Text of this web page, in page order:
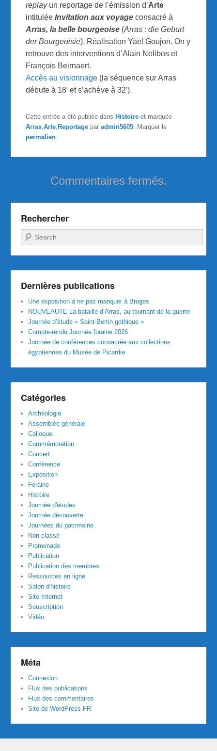
replayun reportage de l’émission d’Arte
intituléeInvitation aux voyage consacré à
Arras, la belle bourgeoise (Arras : die Geburt
der Bourgeoisie). Réalisation Yaël Goujon. On y
retrouve des interventions d’Alain Nolibos et
François Beirnaert.
Accès au visionnage (la séquence sur Arras
débute à 18′ et s’achève à 32′).
Cette entrée a été publiée dansHistoire et marquée
Arras ,Arte ,Reportage paradmin5605 . Marquer le
permalien
Commentaires fermés.
Rechercher
Recherche
Dernières publications
Une exposition à ne pas manquer à Bruges
NOUVEAUTE La bataille d’Arras, au tournant de la guerre
Journée d’étude « Saint-Bertin gothique »
Compte-rendu Journée foraine 2026
Journée de conférences consacrée aux collections
égyptiennes du Musée de Picardie
Catégories
Archéologie
Assemblée générale
Colloque
Commémoration
Concert
Conférence
Exposition
Foraine
Histoire
Journée d'études
Journée découverte
Journées du patrimoine
Non classé
Promenade
Publication
Publication des membres
Ressources en ligne
Salon d'histoire
Site Internet
Souscription
Vidéo
Méta
Connexion
Flux des publications
Flux des commentaires
Site de WordPress-FR